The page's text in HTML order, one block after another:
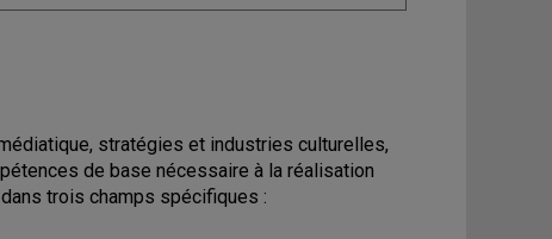
stratégies et industries culturelles,
de base nécessaire à la réalisation
trois champs spécifiques :